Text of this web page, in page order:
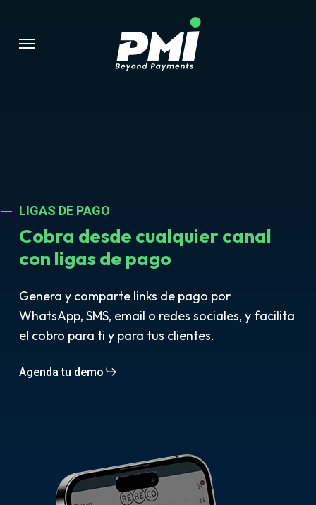
contenido
Menú
LIGAS DE PAGO
Cobra desde cualquier canal
con ligas de pago
Genera y comparte links de pago por
WhatsApp, SMS, email o redes sociales, y facilita
el cobro para ti y para tus clientes.
Agenda tu demo